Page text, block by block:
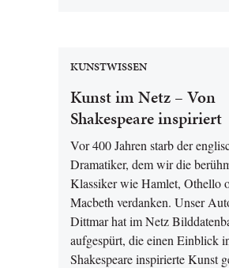
KUNSTWISSEN
Kunst im Netz – Von
Shakespeare inspiriert
Vor 400 Jahren starb der
Dramatiker, dem wir die
Klassiker wie Hamlet, Othello
Macbeth verdanken. Unser
Dittmar hat im Netz
aufgespürt, die einen Einblick
Shakespeare inspirierte Kunst